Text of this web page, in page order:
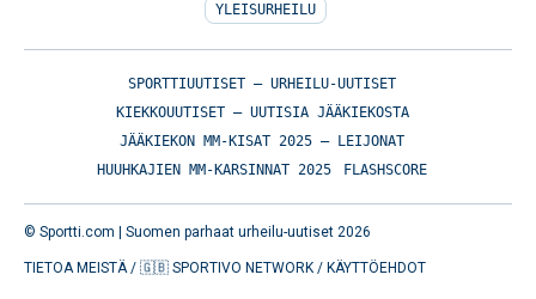
YLEISURHEILU
SPORTTIUUTISET – URHEILU-UUTISET
KIEKKOUUTISET – UUTISIA JÄÄKIEKOSTA
JÄÄKIEKON MM-KISAT 2025 – LEIJONAT
HUUHKAJIEN MM-KARSINNAT 2025
FLASHSCORE
© Sportti.com | Suomen parhaat urheilu-uutiset 2026
TIETOA MEISTÄ/ 🇬🇧 SPORTIVO NETWORK / KÄYTTÖEHDOT